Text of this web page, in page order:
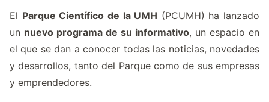
El Parque Científico de la UMH (PCUMH) ha lanzado
un nuevo programa de su informativo, un espacio en
el que se dan a conocer todas las noticias, novedades
y desarrollos, tanto del Parque como de sus empresas
y emprendedores.